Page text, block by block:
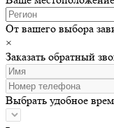
От вашего выбора
×
Заказать обратный
Выбрать удобное